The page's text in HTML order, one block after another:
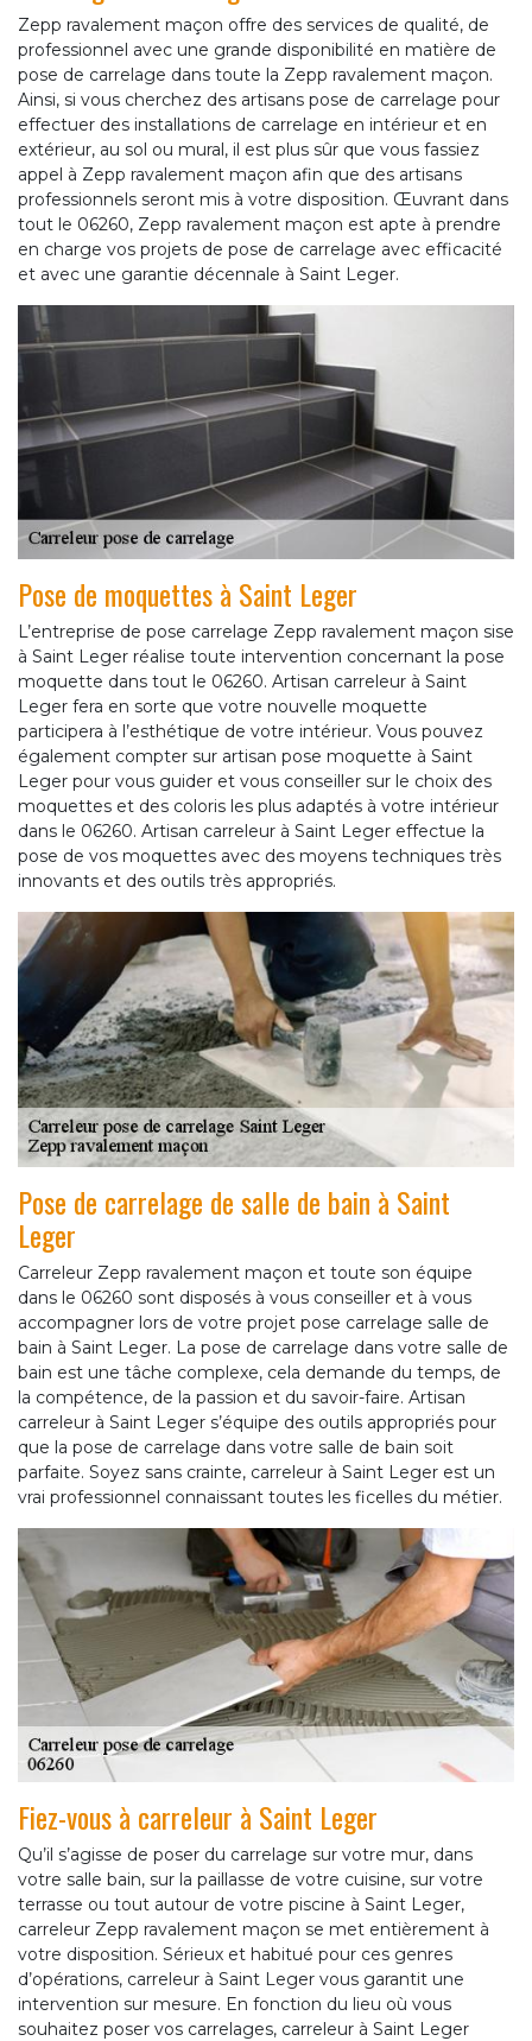
Zepp ravalement maçon offre des services de qualité, de
professionnel avec une grande disponibilité en matière de
pose de carrelage dans toute la Zepp ravalement maçon.
Ainsi, si vous cherchez des artisans pose de carrelage pour
effectuer des installations de carrelage en intérieur et en
extérieur, au sol ou mural, il est plus sûr que vous fassiez
appel à Zepp ravalement maçon afin que des artisans
professionnels seront mis à votre disposition. Œuvrant dans
tout le 06260, Zepp ravalement maçon est apte à prendre
en charge vos projets de pose de carrelage avec efficacité
et avec une garantie décennale à Saint Leger.
Pose de moquettes à Saint Leger
L’entreprise de pose carrelage Zepp ravalement maçon sise
à Saint Leger réalise toute intervention concernant la pose
moquette dans tout le 06260. Artisan carreleur à Saint
Leger fera en sorte que votre nouvelle moquette
participera à l’esthétique de votre intérieur. Vous pouvez
également compter sur artisan pose moquette à Saint
Leger pour vous guider et vous conseiller sur le choix des
moquettes et des coloris les plus adaptés à votre intérieur
dans le 06260. Artisan carreleur à Saint Leger effectue la
pose de vos moquettes avec des moyens techniques très
innovants et des outils très appropriés.
Pose de carrelage de salle de bain à Saint
Leger
Carreleur Zepp ravalement maçon et toute son équipe
dans le 06260 sont disposés à vous conseiller et à vous
accompagner lors de votre projet pose carrelage salle de
bain à Saint Leger. La pose de carrelage dans votre salle de
bain est une tâche complexe, cela demande du temps, de
la compétence, de la passion et du savoir-faire. Artisan
carreleur à Saint Leger s’équipe des outils appropriés pour
que la pose de carrelage dans votre salle de bain soit
parfaite. Soyez sans crainte, carreleur à Saint Leger est un
vrai professionnel connaissant toutes les ficelles du métier.
Fiez-vous à carreleur à Saint Leger
Qu’il s’agisse de poser du carrelage sur votre mur, dans
votre salle bain, sur la paillasse de votre cuisine, sur votre
terrasse ou tout autour de votre piscine à Saint Leger,
carreleur Zepp ravalement maçon se met entièrement à
votre disposition. Sérieux et habitué pour ces genres
d’opérations, carreleur à Saint Leger vous garantit une
intervention sur mesure. En fonction du lieu où vous
souhaitez poser vos carrelages, carreleur à Saint Leger